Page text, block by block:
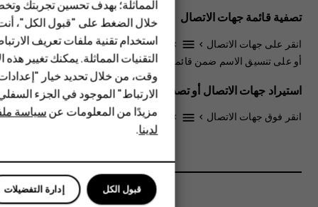
الهواتف المميزة
HMD Terra M
HMD DUB
HMD Watch
تصفية قائمة جهات الاتصال
انقر على جهات الاتصال >
menu
>
settingsالإعدادات، أو انقر علىفرز حسب
أو على تنسيق الاسم ضمن قائمة جهات الاتصال.
استيراد جهات الاتصال أو تصديرها
انقر فوق جهات الاتصال >
menu
>
settingsالإعدادات >استيراد/تصدير.
المماثلة؛ بهدف تحسين تجربتك
خلال الضغط على "قبول الكل"،
استخدام تقنية ملفات تعريف
التقنيات المماثلة. يمكنك تغيير
وقت، من خلال تحديد خيار
الارتباط" الموجود في الجزء
مزيدًا من المعلومات عنسياسة
لدينا.
إدارة التفضيلات قبول الكل